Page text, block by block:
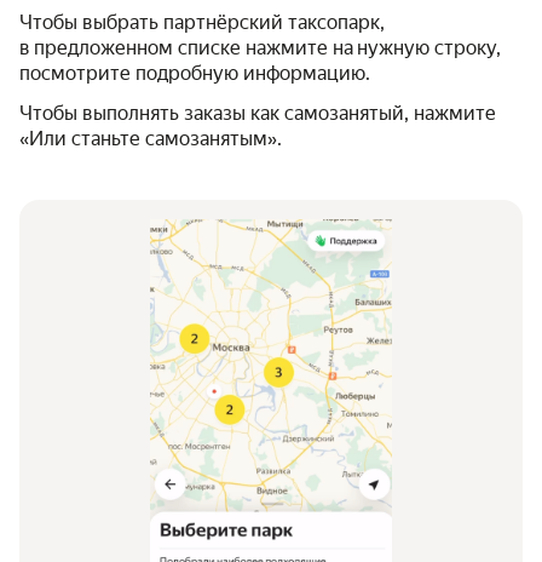
Чтобы выбрать партнёрский таксопарк,
в предложенном списке нажмите на нужную строку,
посмотрите подробную информацию.
Чтобы выполнять заказы как самозанятый, нажмите
«Или станьте самозанятым».